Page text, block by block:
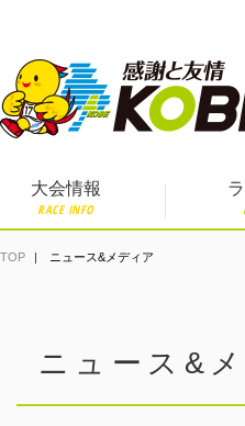
す。
大会情報
RACE INFO
TOP ニュース&メディア
ニュース&